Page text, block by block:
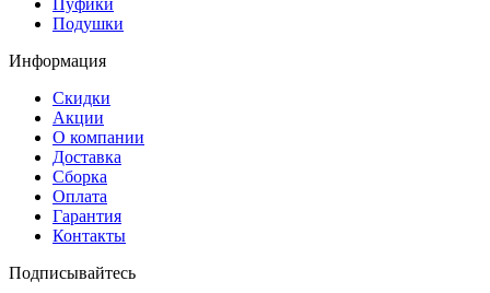
Пуфики
Подушки
Информация
Скидки
Акции
О компании
Доставка
Сборка
Оплата
Гарантия
Контакты
Подписывайтесь